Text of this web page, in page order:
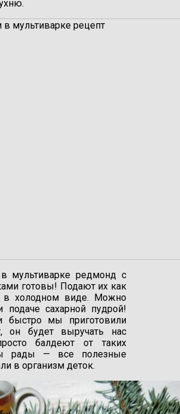
мультиварке редмонд с
готовы! Подают их как
в холодном виде. Можно
подаче сахарной пудрой!
быстро мы приготовили
он будет выручать нас
балдеют от таких
рады — все полезные
в организм деток.